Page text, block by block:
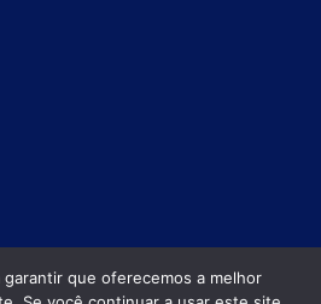
garantir que oferecemos a melhor